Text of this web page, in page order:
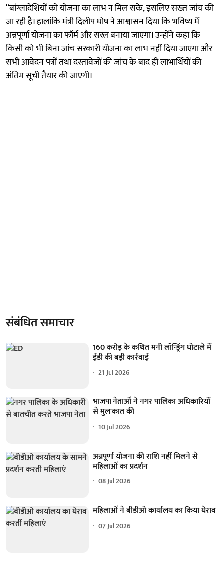
“बांग्लादेशियों को योजना का लाभ न मिल सके, इसलिए सख्त जांच की
जा रही है। हालांकि मंत्री दिलीप घोष ने आश्वासन दिया कि भविष्य में
अन्नपूर्णा योजना का फॉर्म और सरल बनाया जाएगा। उन्होंने कहा कि
किसी को भी बिना जांच सरकारी योजना का लाभ नहीं दिया जाएगा और
सभी आवेदन पत्रों तथा दस्तावेजों की जांच के बाद ही लाभार्थियों की
अंतिम सूची तैयार की जाएगी।
संबंधित समाचार
160 करोड़ के कथित मनी लॉन्ड्रिंग घोटाले में
ईडी की बड़ी कार्रवाई
21 Jul 2026
भाजपा नेताओं ने नगर पालिका अधिकारियों
से मुलाकात की
10 Jul 2026
अन्नपूर्णा योजना की राशि नहीं मिलने से
महिलाओं का प्रदर्शन
08 Jul 2026
महिलाओं ने बीडीओ कार्यालय का किया घेराव
07 Jul 2026